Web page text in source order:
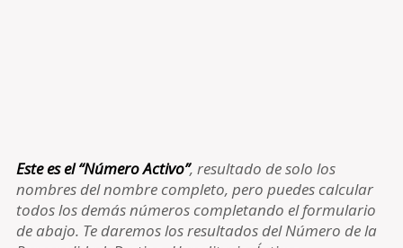
Este es el “Número Activo”, resultado de solo los
nombres del nombre completo, pero puedes calcular
todos los demás números completando el formulario
de abajo. Te daremos los resultados del Número de la